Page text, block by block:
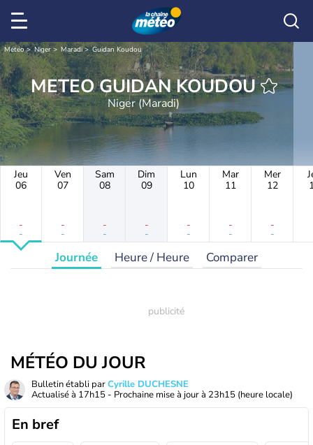
Météo Niger Maradi Guidan Koudou
METEO GUIDAN KOUDOU
Niger (Maradi)
Jeu
06
-
-
Ven
07
-
-
Sam
08
-
-
Dim
09
-
-
Lun
10
-
-
Mar
11
-
-
Mer
12
-
-
Journée Heure / Heure Comparer
MÉTÉO DU JOUR
Bulletin établi parCyrille DUCHESNE
Actualisé à 17h15 - Prochaine mise à jour à 23h15 (heure locale)
En bref